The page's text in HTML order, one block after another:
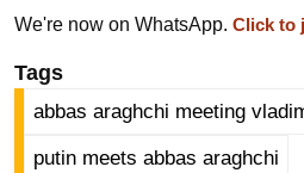
g
e
w
We're now on WhatsApp. Click to
Tags
abbas araghchi meeting
putin meets abbas araghchi